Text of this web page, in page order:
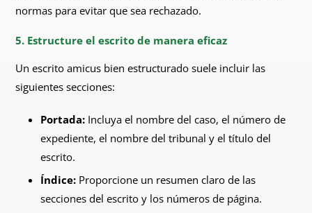
normas para evitar que sea rechazado.
5. Estructure el escrito de manera eficaz
Un escrito amicus bien estructurado suele incluir las
siguientes secciones:
Portada: Incluya el nombre del caso, el número de
expediente, el nombre del tribunal y el título del
escrito.
Índice: Proporcione un resumen claro de las
secciones del escrito y los números de página.